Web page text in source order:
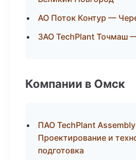
АО Поток Контур —
ЗАО TechPlant Точмаш
Компании в Омск
ПАО TechPlant
Проектирование и
подготовка